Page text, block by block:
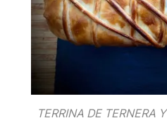
TERRINA DE TERNERA